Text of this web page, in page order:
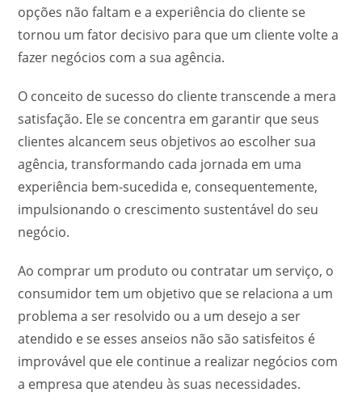
opções não faltam e a experiência do cliente se
tornou um fator decisivo para que um cliente volte a
fazer negócios com a sua agência.
O conceito de sucesso do cliente transcende a mera
satisfação. Ele se concentra em garantir que seus
clientes alcancem seus objetivos ao escolher sua
agência, transformando cada jornada em uma
experiência bem-sucedida e, consequentemente,
impulsionando o crescimento sustentável do seu
negócio.
Ao comprar um produto ou contratar um serviço, o
consumidor tem um objetivo que se relaciona a um
problema a ser resolvido ou a um desejo a ser
atendido e se esses anseios não são satisfeitos é
improvável que ele continue a realizar negócios com
a empresa que atendeu às suas necessidades.